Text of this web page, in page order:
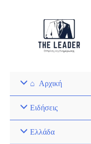
Αρχική
Ειδήσεις
Ελλάδα